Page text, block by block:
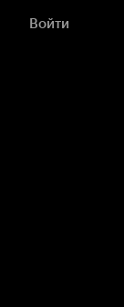
Войти